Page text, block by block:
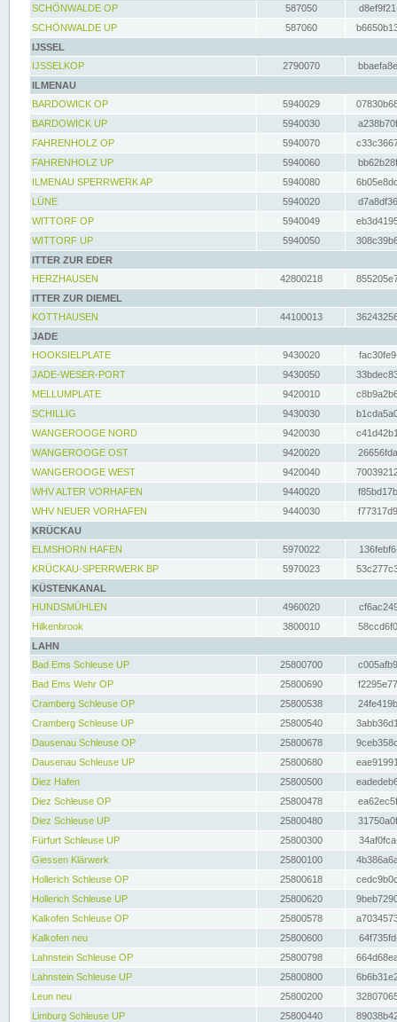
SCHÖNWALDE OP
587050
SCHÖNWALDE UP
587060
IJSSEL
IJSSELKOP
2790070
ILMENAU
BARDOWICK OP
5940029
BARDOWICK UP
5940030
FAHRENHOLZ OP
5940070
FAHRENHOLZ UP
5940060
ILMENAU SPERRWERK AP
5940080
LÜNE
5940020
WITTORF OP
5940049
WITTORF UP
5940050
ITTER ZUR EDER
HERZHAUSEN
42800218
ITTER ZUR DIEMEL
KOTTHAUSEN
44100013
JADE
HOOKSIELPLATE
9430020
JADE-WESER-PORT
9430050
MELLUMPLATE
9420010
SCHILLIG
9430030
WANGEROOGE NORD
9420030
WANGEROOGE OST
9420020
WANGEROOGE WEST
9420040
WHV ALTER VORHAFEN
9440020
WHV NEUER VORHAFEN
9440030
KRÜCKAU
ELMSHORN HAFEN
5970022
KRÜCKAU-SPERRWERK BP
5970023
KÜSTENKANAL
HUNDSMÜHLEN
4960020
Hilkenbrook
3800010
LAHN
Bad Ems Schleuse UP
25800700
Bad Ems Wehr OP
25800690
Cramberg Schleuse OP
25800538
Cramberg Schleuse UP
25800540
Dausenau Schleuse OP
25800678
Dausenau Schleuse UP
25800680
Diez Hafen
25800500
Diez Schleuse OP
25800478
Diez Schleuse UP
25800480
Fürfurt Schleuse UP
25800300
Giessen Klärwerk
25800100
Hollerich Schleuse OP
25800618
Hollerich Schleuse UP
25800620
Kalkofen Schleuse OP
25800578
Kalkofen neu
25800600
Lahnstein Schleuse OP
25800798
Lahnstein Schleuse UP
25800800
Leun neu
25800200
Limburg Schleuse UP
25800440